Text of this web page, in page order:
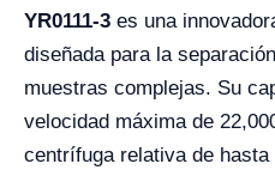
YR0111-3 es una
diseñada para la
muestras complejas. Su
velocidad máxima de
centrífuga relativa de